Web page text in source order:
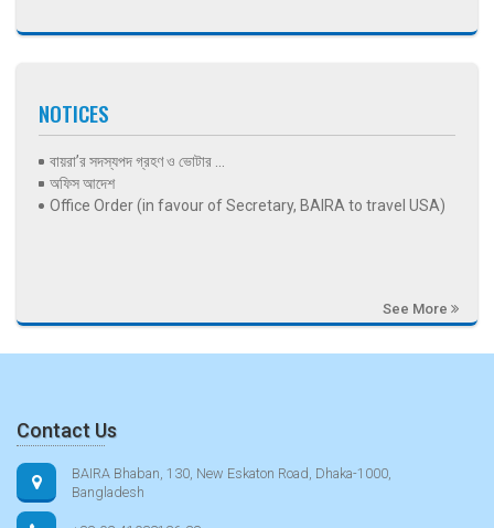
NOTICES
বায়রা’র সদস্যপদ গ্রহণ ও ভোটার ...
অফিস আদেশ
Office Order (in favour of Secretary, BAIRA to travel USA)
See More
Contact Us
BAIRA Bhaban, 130, New Eskaton Road, Dhaka-1000,
Bangladesh